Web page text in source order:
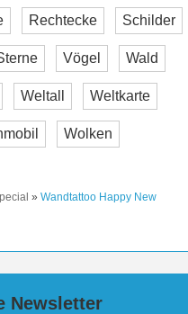
Rechtecke Schilder
Vögel Wald
Weltall Weltkarte
Wolken
» Wandtattoo Happy New
Newsletter